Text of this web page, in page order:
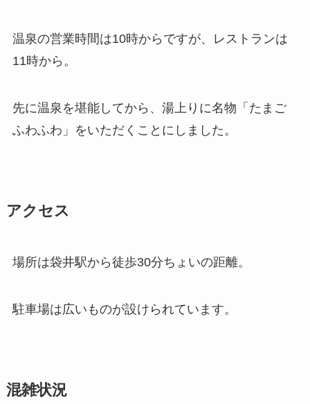
温泉の営業時間は10時からですが、レストランは
11時から。
先に温泉を堪能してから、湯上りに名物「たまご
ふわふわ」をいただくことにしました。
アクセス
場所は袋井駅から徒歩30分ちょいの距離。
駐車場は広いものが設けられています。
混雑状況